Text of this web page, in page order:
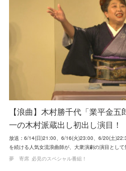
【浪曲】木村勝千代「業平金
一の木村派蔵出し初出し演目！
放送：6/14(日)21:00、6/16(火)23:00、6/20(土
を続ける人気女流浪曲師が、大衆演劇の演目とし
夢 寄席 必見のスペシャル番組！